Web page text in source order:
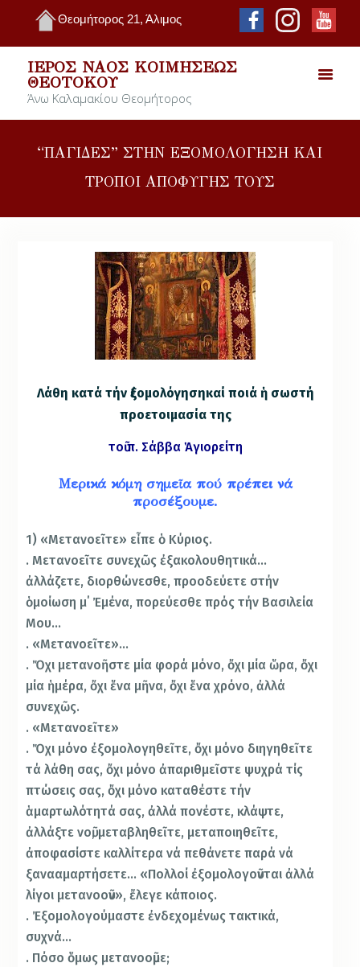
Θεομήτορος 21, Άλιμος
ΙΕΡΌΣ ΝΑΌΣ ΚΟΙΜΉΣΕΩΣ
ΘΕΟΤΌΚΟΥ
Άνω Καλαμακίου Θεομήτορος
“ΠΑΓΙΔΕΣ” ΣΤΗΝ ΕΞΟΜΟΛΟΓΗΣΗ ΚΑΙ
ΤΡΟΠΟΙ ΑΠΟΦΥΓΗΣ ΤΟΥΣ
Λάθη κατά τήν ἐξομολόγησηκαί ποιά ἡ σωστή
προετοιμασία της
τοῦ π. Σάββα Ἁγιορείτη
Μερικάκόμη σημεῖα πού πρέπει νά
προσέξουμε.
1) «Μετανοεῖτε» εἶπε ὁ Κύριος.
. Μετανοεῖτε συνεχῶς ἐξακολουθητικά…
ἀλλάζετε, διορθώνεσθε, προοδεύετε στήν
ὁμοίωση μ΄ Ἐμένα, πορεύεσθε πρός τήν Βασιλεία
Μου…
. «Μετανοεῖτε»…
. Ὄχι μετανοῆστε μία φορά μόνο, ὄχι μία ὥρα, ὄχι
μία ἡμέρα, ὄχι ἕνα μῆνα, ὄχι ἕνα χρόνο, ἀλλά
συνεχῶς.
. «Μετανοεῖτε»
. Ὄχι μόνο ἐξομολογηθεῖτε, ὄχι μόνο διηγηθεῖτε
τά λάθη σας, ὄχι μόνο ἀπαριθμεῖστε ψυχρά τίς
πτώσεις σας, ὄχι μόνο καταθέστε τήν
ἁμαρτωλότητά σας, ἀλλά πονέστε, κλάψτε,
ἀλλάξτε νοῦ, μεταβληθεῖτε, μεταποιηθεῖτε,
ἀποφασίστε καλλίτερα νά πεθάνετε παρά νά
ξανααμαρτήσετε… «Πολλοί ἐξομολογοῦνται ἀλλά
λίγοι μετανοοῦν», ἔλεγε κάποιος.
. Ἐξομολογούμαστε ἐνδεχομένως τακτικά,
συχνά…
. Πόσο ὅμως μετανοοῦμε;